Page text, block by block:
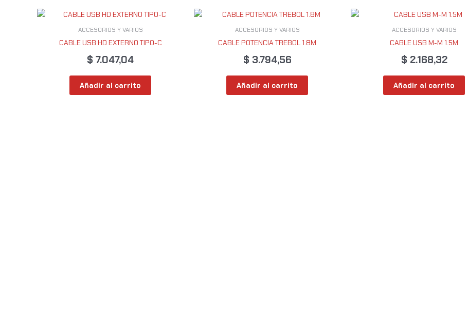
ACCESORIOS Y VARIOS
CABLE USB HD EXTERNO TIPO-C
$ 7.047,04
Añadir al carrito
ACCESORIOS Y VARIOS
CABLE POTENCIA TREBOL 1.8M
$ 3.794,56
Añadir al carrito
ACCESORIOS Y VARIOS
CABLE USB M-M 1.5M
$ 2.168,32
Añadir al carrito